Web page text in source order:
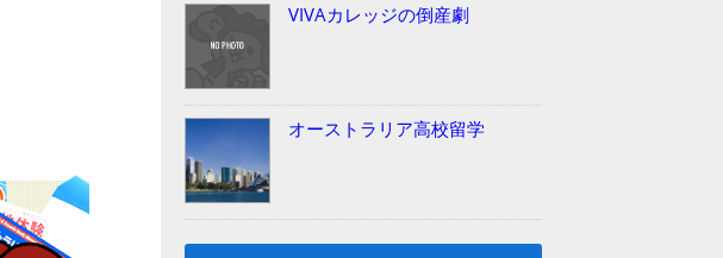
VIVAカレッジの倒産劇
オーストラリア高校留学